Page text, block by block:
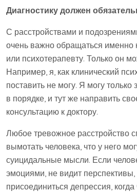
Диагностику должен
С расстройствами и
очень важно обращаться именно
или психотерапевту. Только он
Например, я, как клинический
поставить не могу. Я могу только
в порядке, и тут же направить
консультацию к доктору.
Любое тревожное расстройство
вымотать человека, что у него
суицидальные мысли. Если
эмоциями, не видит
присоединиться депрессия,